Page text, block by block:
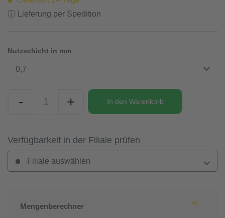
ⓘ Lieferung per Spedition
Nutzschicht in mm
0,7
- + In den Warenkorb
Verfügbarkeit in der Filiale prüfen
Filiale auswählen
Mengenberechner